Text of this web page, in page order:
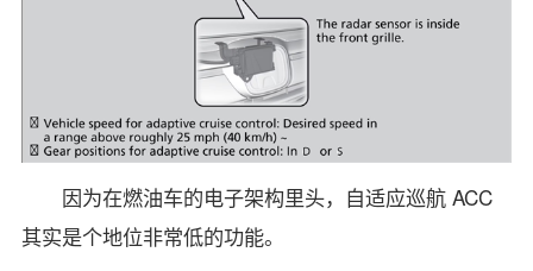
因为在燃油车的电子架构里头，自适应巡航 ACC
其实是个地位非常低的功能。